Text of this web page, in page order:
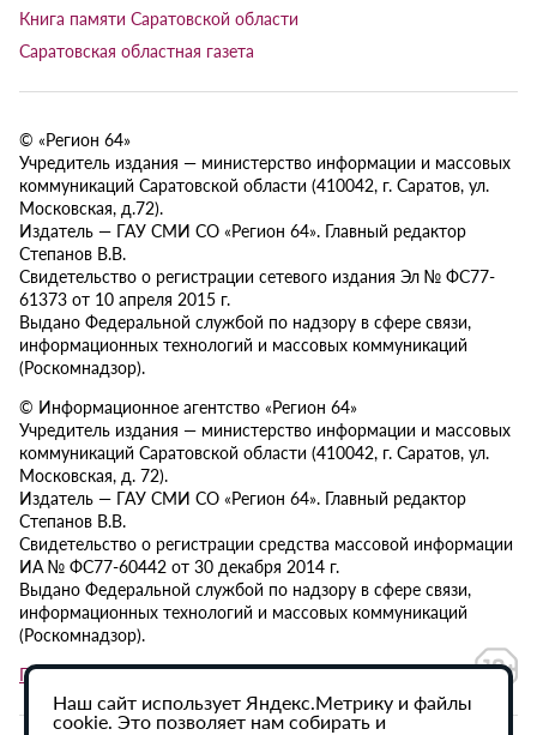
Книга памяти Саратовской области
Саратовская областная газета
© «Регион 64»
Учредитель издания — министерство информации и массовых
коммуникаций Саратовской области (410042, г. Саратов, ул.
Московская, д.72).
Издатель — ГАУ СМИ СО «Регион 64». Главный редактор
Степанов В.В.
Свидетельство о регистрации сетевого издания Эл № ФС77-
61373 от 10 апреля 2015 г.
Выдано Федеральной службой по надзору в сфере связи,
информационных технологий и массовых коммуникаций
(Роскомнадзор).
© Информационное агентство «Регион 64»
Учредитель издания — министерство информации и массовых
коммуникаций Саратовской области (410042, г. Саратов, ул.
Московская, д. 72).
Издатель — ГАУ СМИ СО «Регион 64». Главный редактор
Степанов В.В.
Свидетельство о регистрации средства массовой информации
ИА № ФС77-60442 от 30 декабря 2014 г.
Выдано Федеральной службой по надзору в сфере связи,
информационных технологий и массовых коммуникаций
(Роскомнадзор).
Политика в отношении обработки персональных данных
Наш сайт использует Яндекс.Метрику и файлы
cookie. Это позволяет нам собирать и